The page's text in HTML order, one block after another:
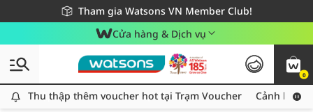
Tham gia Watsons VN Member Club!
Miễn phí giao hàng cho đơn hàng từ 249,000Đ
Giao hàng nhanh 24h - Áp dụng khu vực TP. Hồ Chí Minh
Cửa hàng & Dịch vụ
0
Thu thập thêm voucher hot tại Trạm Voucher
Thu thập thêm voucher hot tại Trạm Voucher Cảnh báo